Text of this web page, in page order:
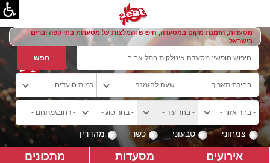
מסעדות, הזמנת מקום במסעדה, חיפוש והמלצות על מסעדות בתי קפה וברים
בישראל
צמחוני טבעוני כשר מהדרין
אירועים מסעדות מתכונים